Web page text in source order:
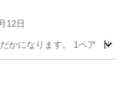
12日
かになります。 1ペア 【